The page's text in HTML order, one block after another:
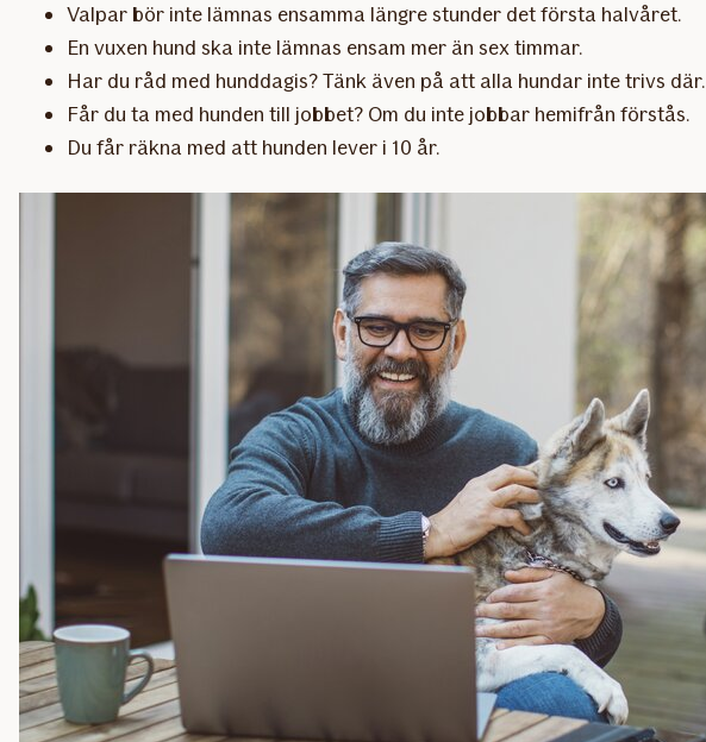
Valpar bör inte lämnas ensamma längre stunder det första halvåret.
En vuxen hund ska inte lämnas ensam mer än sex timmar.
Har du råd med hunddagis? Tänk även på att alla hundar inte trivs där.
Får du ta med hunden till jobbet? Om du inte jobbar hemifrån förstås.
Du får räkna med att hunden lever i 10 år.